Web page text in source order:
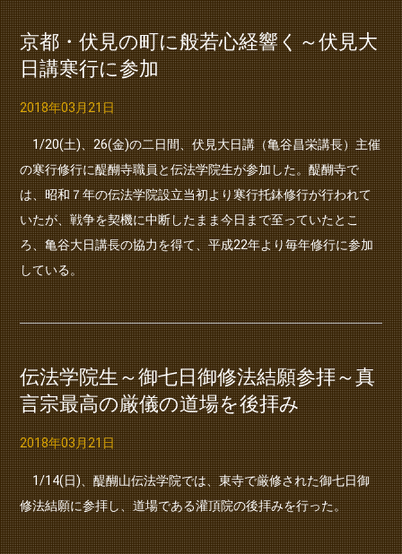
京都・伏見の町に般若心経響く～伏見大
日講寒行に参加
2018年03月21日
1/20(土)、26(金)の二日間、伏見大日講（亀谷昌栄講長）主催
の寒行修行に醍醐寺職員と伝法学院生が参加した。醍醐寺で
は、昭和７年の伝法学院設立当初より寒行托鉢修行が行われて
いたが、戦争を契機に中断したまま今日まで至っていたとこ
ろ、亀谷大日講長の協力を得て、平成22年より毎年修行に参加
している。
伝法学院生～御七日御修法結願参拝～真
言宗最高の厳儀の道場を後拝み
2018年03月21日
1/14(日)、醍醐山伝法学院では、東寺で厳修された御七日御
修法結願に参拝し、道場である灌頂院の後拝みを行った。